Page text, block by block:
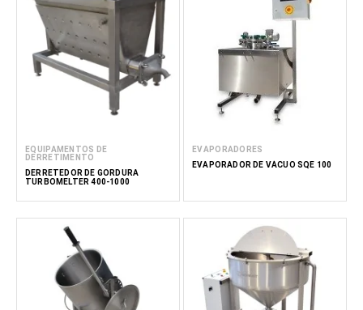
EQUIPAMENTOS DE
DERRETIMENTO
DERRETEDOR DE GORDURA
TURBOMELTER 400-1000
EVAPORADORES
EVAPORADOR DE VÁCUO SQE 100